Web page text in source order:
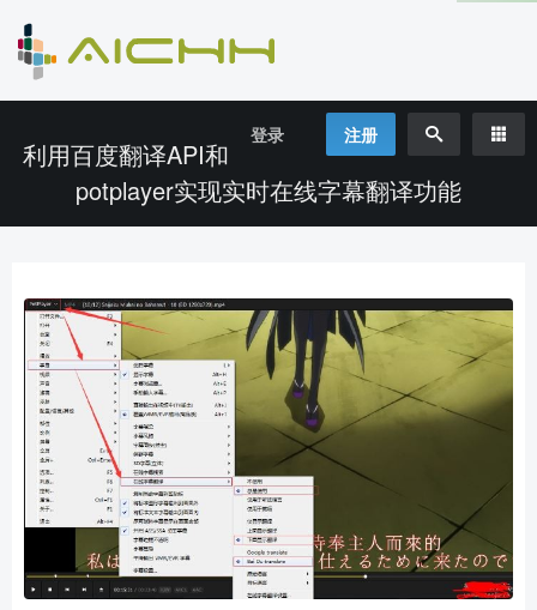
登录 注册
利用百度翻译API和
potplayer实现实时在线字幕翻译功能